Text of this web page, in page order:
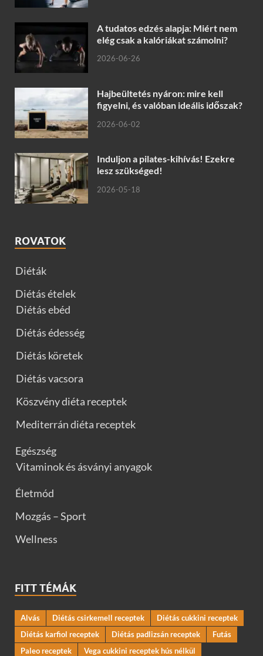
A tudatos edzés alapja: Miért nem
elég csak a kalóriákat számolni?
2026-06-26
Hajbeültetés nyáron: mire kell
figyelni, és valóban ideális időszak?
2026-06-02
Induljon a pilates-kihívás! Ezekre
lesz szükséged!
2026-05-18
ROVATOK
Diéták
Diétás ételek
Diétás ebéd
Diétás édesség
Diétás köretek
Diétás vacsora
Köszvény diéta receptek
Mediterrán diéta receptek
Egészség
Vitaminok és ásványi anyagok
Életmód
Mozgás – Sport
Wellness
FITT TÉMÁK
Alvás Diétás csirkemell receptek
Diétás cukkini receptek
Diétás karfiol receptek
Diétás padlizsán receptek
Futás
Paleo receptek
Vega cukkini receptek hús nélkül